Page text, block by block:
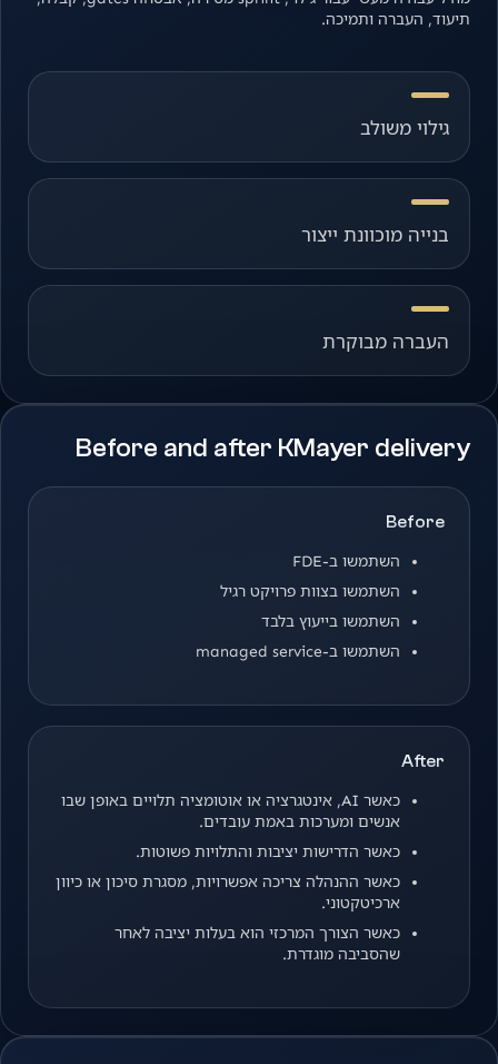
תיעוד, העברה ותמיכה.
גילוי משולב
בנייה מוכוונת ייצור
העברה מבוקרת
Before and after KMayer delivery
Before
השתמשו ב-FDE
השתמשו בצוות פרויקט רגיל
השתמשו בייעוץ בלבד
השתמשו ב-managed service
After
כאשר AI, אינטגרציה או אוטומציה תלויים באופן שבו
אנשים ומערכות באמת עובדים.
כאשר הדרישות יציבות והתלויות פשוטות.
כאשר ההנהלה צריכה אפשרויות, מסגרת סיכון או כיוון
ארכיטקטוני.
כאשר הצורך המרכזי הוא בעלות יציבה לאחר
שהסביבה מוגדרת.